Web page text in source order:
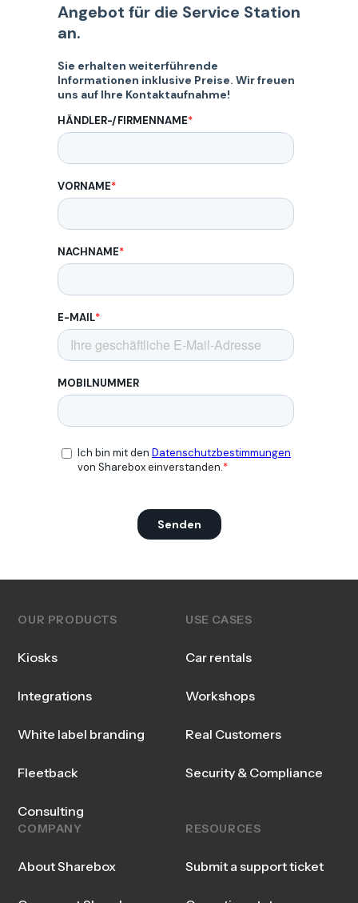
OUR PRODUCTS
Kiosks
Integrations
White label branding
Fleetback
Consulting
USE CASES
Car rentals
Workshops
Real Customers
Security & Compliance
COMPANY
About Sharebox
RESOURCES
Submit a support ticket